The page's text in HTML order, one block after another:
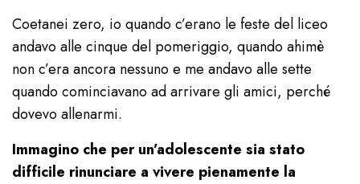
Coetanei zero, io quando c’erano le feste del liceo
andavo alle cinque del pomeriggio, quando ahimè
non c’era ancora nessuno e me andavo alle sette
quando cominciavano ad arrivare gli amici, perché
dovevo allenarmi.
Immagino che per un’adolescente sia stato
difficile rinunciare a vivere pienamente la